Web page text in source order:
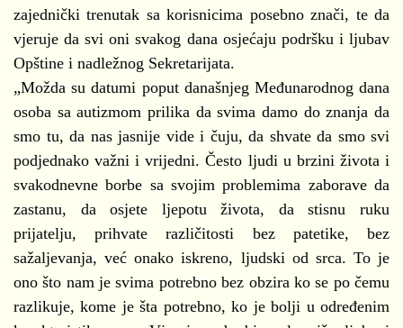
zajednički trenutak sa korisnicima posebno znači, te da
vjeruje da svi oni svakog dana osjećaju podršku i ljubav
Opštine i nadležnog Sekretarijata.
„Možda su datumi poput današnjeg Međunarodnog dana
osoba sa autizmom prilika da svima damo do znanja da
smo tu, da nas jasnije vide i čuju, da shvate da smo svi
podjednako važni i vrijedni. Često ljudi u brzini života i
svakodnevne borbe sa svojim problemima zaborave da
zastanu, da osjete ljepotu života, da stisnu ruku
prijatelju, prihvate različitosti bez patetike, bez
sažaljevanja, već onako iskreno, ljudski od srca. To je
ono što nam je svima potrebno bez obzira ko se po čemu
razlikuje, kome je šta potrebno, ko je bolji u određenim